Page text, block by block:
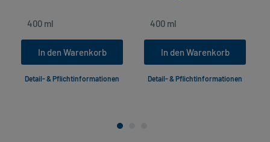
In den Warenkorb
Detail- & Pflichtinformationen
In den Warenkorb
Detail- & Pflichtinformationen